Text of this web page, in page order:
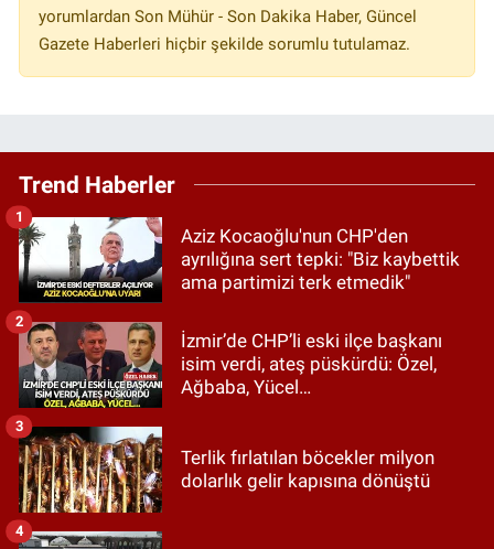
yorumlardan Son Mühür - Son Dakika Haber, Güncel
Gazete Haberleri hiçbir şekilde sorumlu tutulamaz.
Trend Haberler
Aziz Kocaoğlu'nun CHP'den
ayrılığına sert tepki: "Biz kaybettik
ama partimizi terk etmedik"
1
İzmir’de CHP’li eski ilçe başkanı
isim verdi, ateş püskürdü: Özel,
Ağbaba, Yücel…
2
Terlik fırlatılan böcekler milyon
dolarlık gelir kapısına dönüştü
3
4